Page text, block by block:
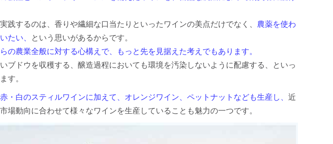
践するのは、香りや繊細な口当たりといったワインの美点だけでなく、 農薬を使わ
たい、
という思いがあるからです。
の農業全般に対する心構えで、もっと先を見据えた考えでもあります。
ブドウを収穫する、醸造過程においても環境を汚染しないように配慮する、といっ
す。
赤・白のスティルワインに加えて、オレンジワイン、ペットナットなども生産し、 近
場動向に合わせて様々なワインを生産していることも魅力の一つです。